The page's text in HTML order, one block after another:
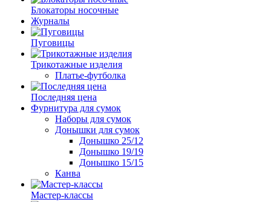
Блокаторы носочные
Журналы
Пуговицы
Трикотажные изделия
Платье-футболка
Последняя цена
Фурнитура для сумок
Наборы для сумок
Донышки для сумок
Донышко 25/12
Донышко 19/19
Донышко 15/15
Канва
Мастер-классы